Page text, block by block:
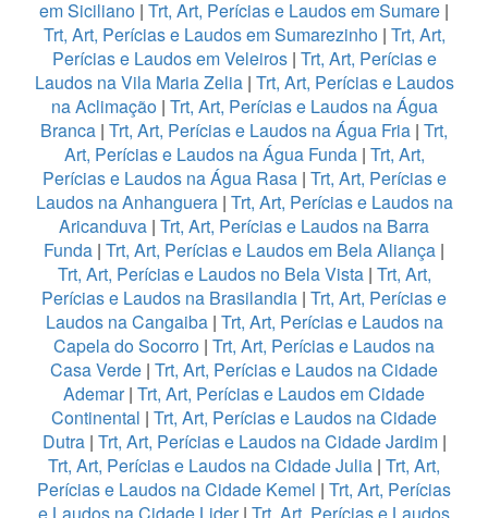
em Siciliano | Trt, Art, Perícias e Laudos em Sumare |
Trt, Art, Perícias e Laudos em Sumarezinho| Trt, Art,
Perícias e Laudos em Veleiros| Trt, Art, Perícias e
Laudos na Vila Maria Zelia| Trt, Art, Perícias e Laudos
na Aclimação| Trt, Art, Perícias e Laudos na Água
Branca | Trt, Art, Perícias e Laudos na Água Fria | Trt,
Art, Perícias e Laudos na Água Funda| Trt, Art,
Perícias e Laudos na Água Rasa | Trt, Art, Perícias e
Laudos na Anhanguera| Trt, Art, Perícias e Laudos na
Aricanduva | Trt, Art, Perícias e Laudos na Barra
Funda | Trt, Art, Perícias e Laudos em Bela Aliança |
Trt, Art, Perícias e Laudos no Bela Vista| Trt, Art,
Perícias e Laudos na Brasilandia | Trt, Art, Perícias e
Laudos na Cangaiba| Trt, Art, Perícias e Laudos na
Capela do Socorro | Trt, Art, Perícias e Laudos na
Casa Verde | Trt, Art, Perícias e Laudos na Cidade
Ademar| Trt, Art, Perícias e Laudos em Cidade
Continental | Trt, Art, Perícias e Laudos na Cidade
Dutra | Trt, Art, Perícias e Laudos na Cidade Jardim|
Trt, Art, Perícias e Laudos na Cidade Julia | Trt, Art,
Perícias e Laudos na Cidade Kemel | Trt, Art, Perícias